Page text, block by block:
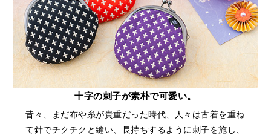
十字の刺子が素朴で可愛い。
昔々、まだ布や糸が貴重だった時代、人々は古着を重ね
て針でチクチクと縫い、長持ちするように刺子を施し、